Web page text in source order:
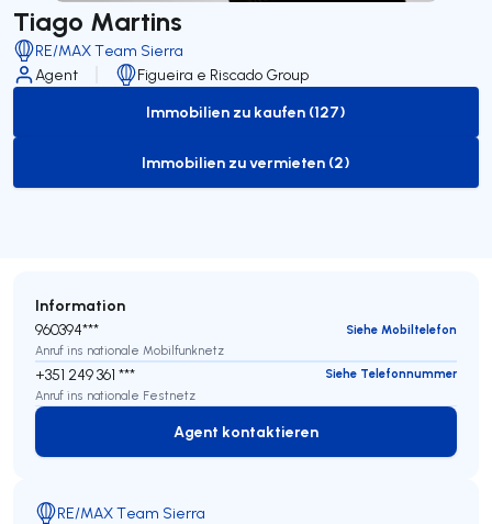
Tiago Martins
RE/MAX Team Sierra
Agent
Figueira e Riscado Group
to-buy-listing
Immobilien zu kaufen (127)
to-rent-listing
Immobilien zu vermieten (2)
Information
960394***
Siehe Mobiltelefon
Anruf ins nationale Mobilfunknetz
+351 249 361 ***
Siehe Telefonnummer
Anruf ins nationale Festnetz
Agent kontaktieren
Agent kontaktieren
RE/MAX Team Sierra